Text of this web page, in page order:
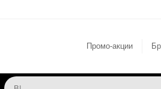
Промо-акции